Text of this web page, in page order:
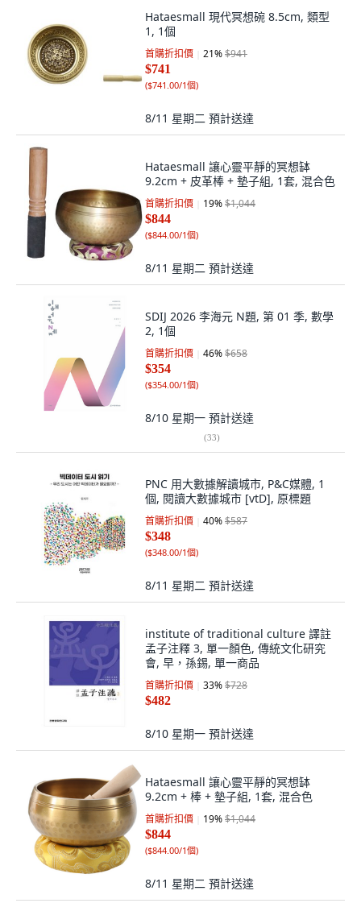
Hataesmall 現代冥想碗 8.5cm, 類型
1, 1個
首購折扣價 21%$941
$741
($741.00/1個)
8/11 星期二 預計送達
Hataesmall 讓心靈平靜的冥想缽
9.2cm + 皮革棒 + 墊子組, 1套, 混合色
首購折扣價 19%$1,044
$844
($844.00/1個)
8/11 星期二 預計送達
SDIJ 2026 李海元 N題, 第 01 季, 數學
2, 1個
首購折扣價 46%$658
$354
($354.00/1個)
8/10 星期一 預計送達
(33)
PNC 用大數據解讀城市, P&C媒體, 1
個, 閱讀大數據城市 [vtD], 原標題
首購折扣價 40%$587
$348
($348.00/1個)
8/11 星期二 預計送達
institute of traditional culture 譯註
孟子注釋 3, 單一顏色, 傳統文化研究
會, 早，孫錫, 單一商品
首購折扣價 33%$728
$482
8/10 星期一 預計送達
Hataesmall 讓心靈平靜的冥想缽
9.2cm + 棒 + 墊子組, 1套, 混合色
首購折扣價 19%$1,044
$844
($844.00/1個)
8/11 星期二 預計送達